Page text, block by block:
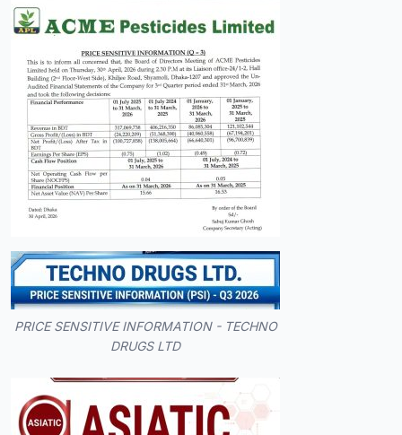
PRICE SENSITIVE INFORMATION - TECHNO
DRUGS LTD